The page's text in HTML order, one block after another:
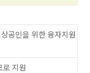
공인을 위한 융자지원
로 지원